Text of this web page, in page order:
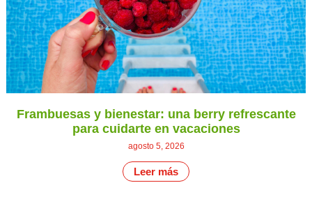
Frambuesas y bienestar: una berry refrescante
para cuidarte en vacaciones
agosto 5, 2026
Leer más